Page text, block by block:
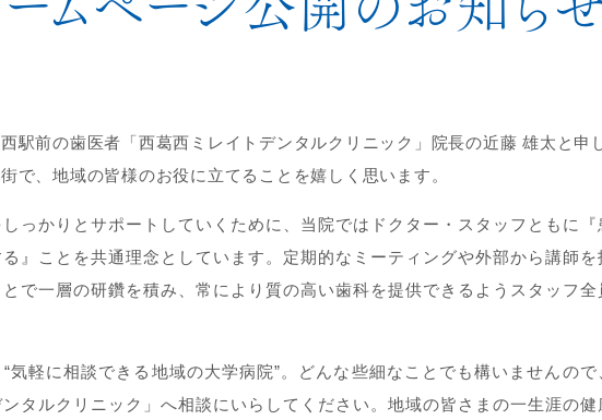
駅前の歯医者「西葛西ミレイトデンタルクリニック」院長の近藤 雄太と申
で、地域の皆様のお役に立てることを嬉しく思います。
っかりとサポートしていくために、当院ではドクター・スタッフともに『
』ことを共通理念としています。定期的なミーティングや外部から講師を
で一層の研鑽を積み、常により質の高い歯科を提供できるようスタッフ全
気軽に相談できる地域の大学病院”。どんな些細なことでも構いませんので
ンタルクリニック」へ相談にいらしてください。地域の皆さまの一生涯の